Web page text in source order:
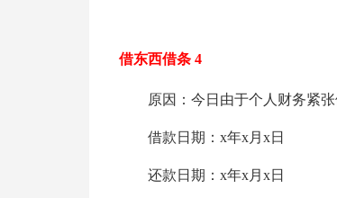
借东西借条 4
原因：今日由于个人财务紧
借款日期：x年x月x日
还款日期：x年x月x日